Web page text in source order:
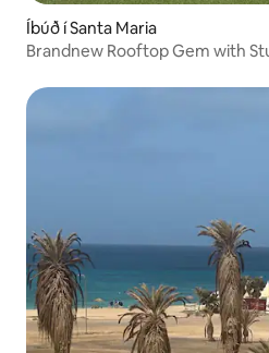
Íbúð í Santa Maria
Brandnew Rooftop Gem with